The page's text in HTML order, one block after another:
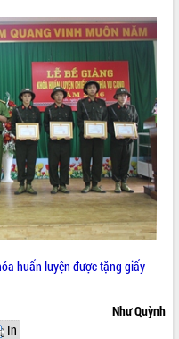
huấn luyện được tặng giấy
Như Quỳnh
In